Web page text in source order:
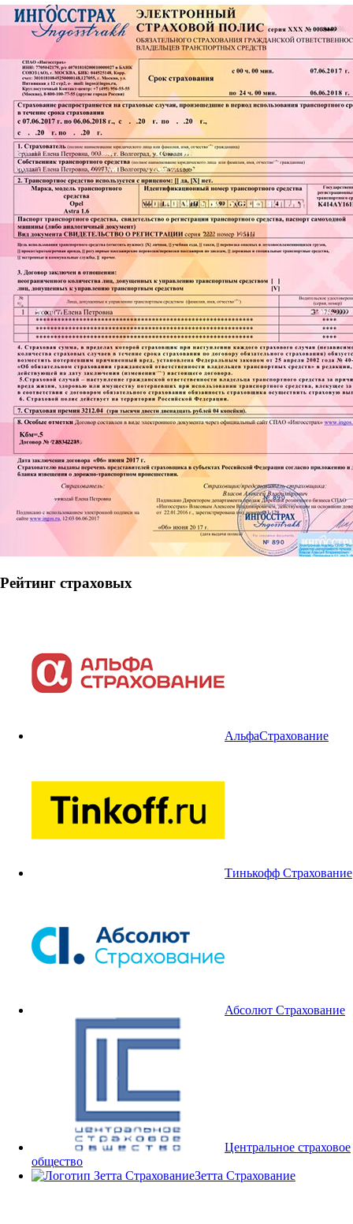
Рейтинг страховых
АльфаСтрахование
Тинькофф Страхование
Абсолют Страхование
Центральное страховое
общество
Зетта Страхование